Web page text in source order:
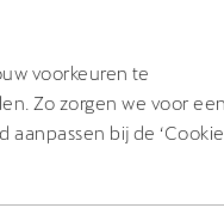
voorkeuren te
Zo zorgen we voor een
bij de ‘Cookie